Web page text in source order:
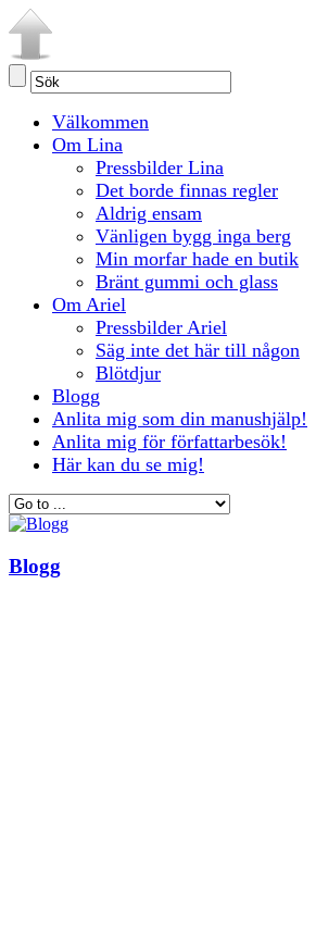
Välkommen
Om Lina
Pressbilder Lina
Det borde finnas regler
Aldrig ensam
Vänligen bygg inga berg
Min morfar hade en butik
Bränt gummi och glass
Om Ariel
Pressbilder Ariel
Säg inte det här till någon
Blötdjur
Blogg
Anlita mig som din manushjälp!
Anlita mig för författarbesök!
Här kan du se mig!
Blogg